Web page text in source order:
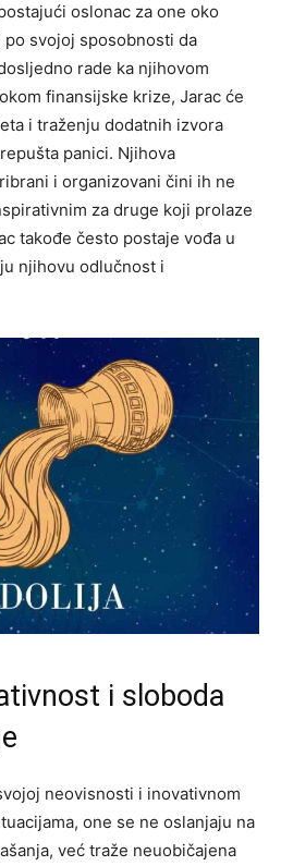
oslonac za one oko
svojoj sposobnosti da
rade ka njihovom
finansijske krize, Jarac će
i traženju dodatnih izvora
panici. Njihova
i organizovani čini ih ne
za druge koji prolaze
takođe često postaje vođa u
njihovu odlučnost i
i sloboda
neovisnosti i inovativnom
one se ne oslanjaju na
već traže neuobičajena